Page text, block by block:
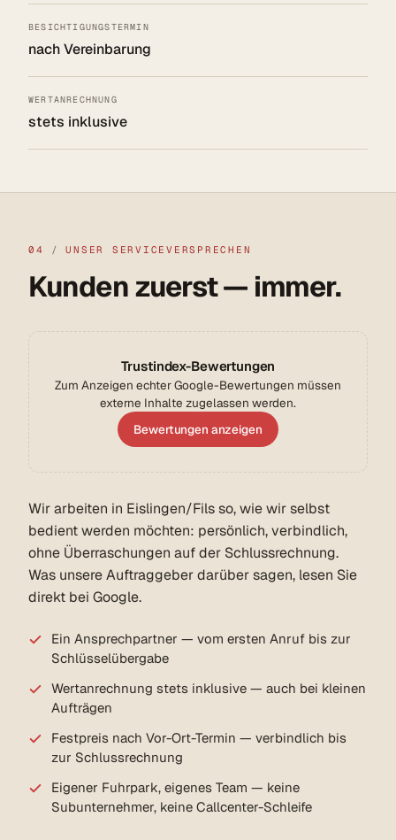
BESICHTIGUNGSTERMIN
nach Vereinbarung
WERTANRECHNUNG
stets inklusive
04 / UNSER SERVICEVERSPRECHEN
Kunden zuerst — immer.
Trustindex-Bewertungen
Zum Anzeigen echter Google-Bewertungen müssen
externe Inhalte zugelassen werden.
Bewertungen anzeigen
Wir arbeiten in Eislingen/Fils so, wie wir selbst
bedient werden möchten: persönlich, verbindlich,
ohne Überraschungen auf der Schlussrechnung.
Was unsere Auftraggeber darüber sagen, lesen Sie
direkt bei Google.
Ein Ansprechpartner — vom ersten Anruf bis zur
Schlüsselübergabe
Wertanrechnung stets inklusive — auch bei kleinen
Aufträgen
Festpreis nach Vor-Ort-Termin — verbindlich bis
zur Schlussrechnung
Eigener Fuhrpark, eigenes Team — keine
Subunternehmer, keine Callcenter-Schleife